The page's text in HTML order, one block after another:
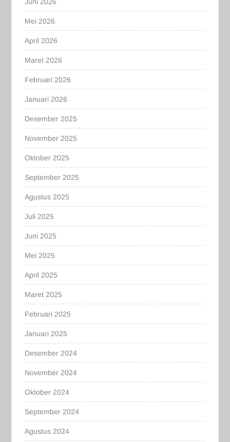
Juni 2026
Mei 2026
April 2026
Maret 2026
Februari 2026
Januari 2026
Desember 2025
November 2025
Oktober 2025
September 2025
Agustus 2025
Juli 2025
Juni 2025
Mei 2025
April 2025
Maret 2025
Februari 2025
Januari 2025
Desember 2024
November 2024
Oktober 2024
September 2024
Agustus 2024